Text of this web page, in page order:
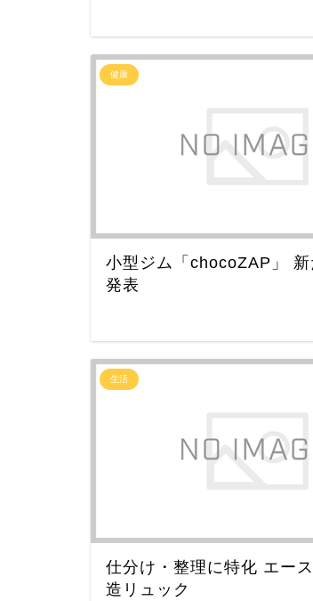
健康
小型ジム「chocoZAP」 新
発表
生活
仕分け・整理に特化 エー
造リュック